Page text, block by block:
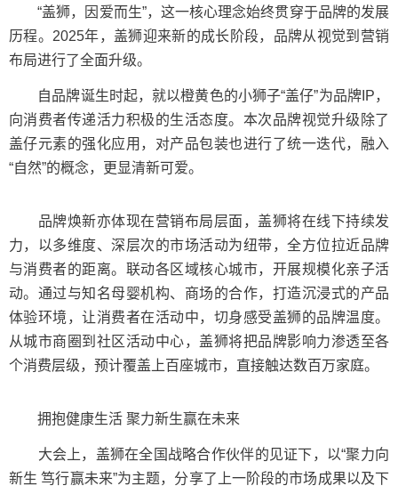
“盖狮，因爱而生”，这一核心理念始终贯穿于品牌的发展
历程。2025年，盖狮迎来新的成长阶段，品牌从视觉到营销
布局进行了全面升级。
自品牌诞生时起，就以橙黄色的小狮子“盖仔”为品牌IP，
向消费者传递活力积极的生活态度。本次品牌视觉升级除了
盖仔元素的强化应用，对产品包装也进行了统一迭代，融入
“自然”的概念，更显清新可爱。
品牌焕新亦体现在营销布局层面，盖狮将在线下持续发
力，以多维度、深层次的市场活动为纽带，全方位拉近品牌
与消费者的距离。联动各区域核心城市，开展规模化亲子活
动。通过与知名母婴机构、商场的合作，打造沉浸式的产品
体验环境，让消费者在活动中，切身感受盖狮的品牌温度。
从城市商圈到社区活动中心，盖狮将把品牌影响力渗透至各
个消费层级，预计覆盖上百座城市，直接触达数百万家庭。
拥抱健康生活 聚力新生赢在未来
大会上，盖狮在全国战略合作伙伴的见证下，以“聚力向
新生 笃行赢未来”为主题，分享了上一阶段的市场成果以及下